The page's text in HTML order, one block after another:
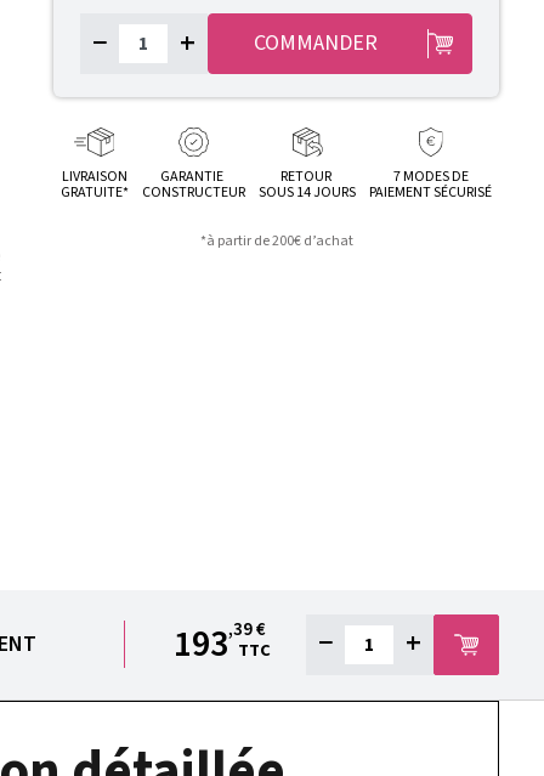
− + COMMANDER
LIVRAISON
GRATUITE*
GARANTIE
CONSTRUCTEUR
RETOUR
SOUS 14 JOURS
7 MODES DE
PAIEMENT SÉCURISÉ
*à partir de 200€ d’achat
193,39 €
TTC
− +